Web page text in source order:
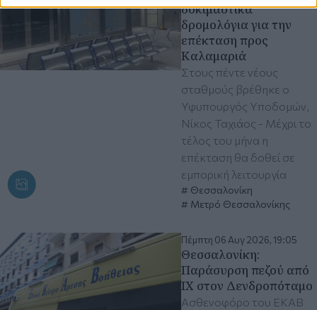
δοκιμαστικά
δρομολόγια για την
επέκταση προς
Καλαμαριά
Στους πέντε νέους
σταθμούς βρέθηκε ο
Υφυπουργός Υποδομών,
Νίκος Ταχιάος - Μέχρι το
τέλος του μήνα η
επέκταση θα δοθεί σε
εμπορική λειτουργία
Θεσσαλονίκη
Μετρό Θεσσαλονίκης
Πέμπτη 06 Αυγ 2026, 19:05
Θεσσαλονίκη:
Παράσυρση πεζού από
ΙΧ στον Δενδροπόταμο
Ασθενοφόρο του ΕΚΑΒ